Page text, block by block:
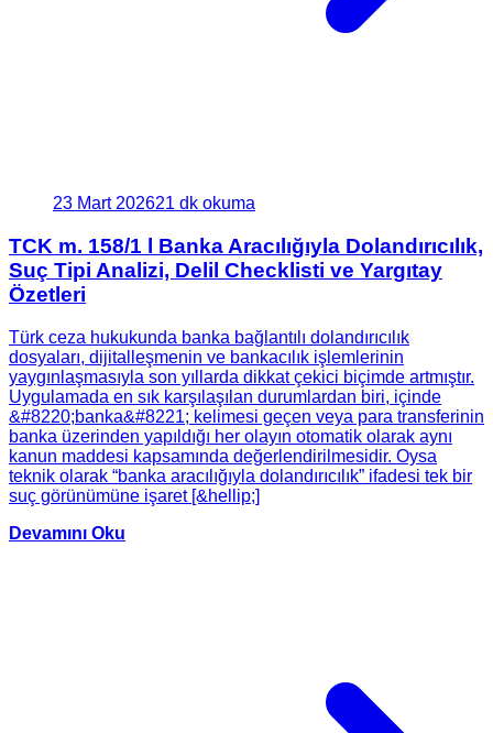
23 Mart 202621 dk okuma
TCK m. 158/1 l Banka Aracılığıyla Dolandırıcılık,
Suç Tipi Analizi, Delil Checklisti ve Yargıtay
Özetleri
Türk ceza hukukunda banka bağlantılı dolandırıcılık
dosyaları, dijitalleşmenin ve bankacılık işlemlerinin
yaygınlaşmasıyla son yıllarda dikkat çekici biçimde artmıştır.
Uygulamada en sık karşılaşılan durumlardan biri, içinde
&#8220;banka&#8221; kelimesi geçen veya para transferinin
banka üzerinden yapıldığı her olayın otomatik olarak aynı
kanun maddesi kapsamında değerlendirilmesidir. Oysa
teknik olarak “banka aracılığıyla dolandırıcılık” ifadesi tek bir
suç görünümüne işaret [&hellip;]
Devamını Oku